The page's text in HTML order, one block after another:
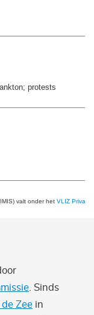
protests
valt onder het VLIZ Privacy
. Sinds
Zee in